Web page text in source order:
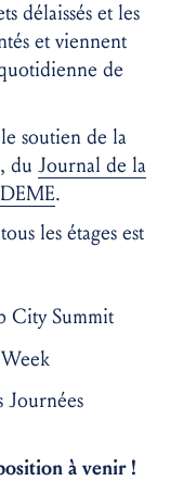
délaissés et les
et viennent
de
soutien de la
, du Journal de la
.
les étages est
City Summit
Journées
à venir !